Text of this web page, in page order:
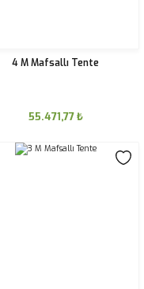
4 M Mafsallı Tente
55.471,77₺